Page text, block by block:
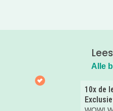
Alle
10x de